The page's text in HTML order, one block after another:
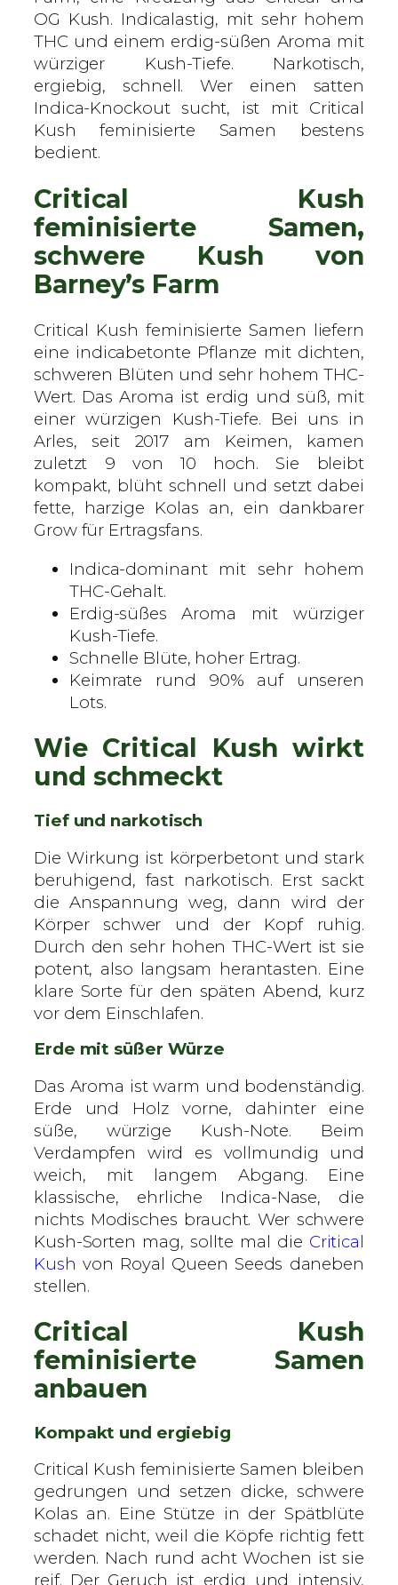
B
a
r
n
e
y
F
a
r
m
–
e
m
i
n
i
s
i
e
r
t
g
e
OG Kush. Indicalastig, mit sehr hohem
THC und einem erdig-süßen Aroma mit
würziger Kush-Tiefe. Narkotisch,
ergiebig, schnell. Wer einen satten
Indica-Knockout sucht, ist mit Critical
Kush feminisierte Samen bestens
bedient.
Critical Kush
feminisierte Samen,
schwere Kush von
Barney’s Farm
Critical Kush feminisierte Samen liefern
eine indicabetonte Pflanze mit dichten,
schweren Blüten und sehr hohem THC-
Wert. Das Aroma ist erdig und süß, mit
einer würzigen Kush-Tiefe. Bei uns in
Arles, seit 2017 am Keimen, kamen
zuletzt 9 von 10 hoch. Sie bleibt
kompakt, blüht schnell und setzt dabei
fette, harzige Kolas an, ein dankbarer
Grow für Ertragsfans.
Indica-dominant mit sehr hohem
THC-Gehalt.
Erdig-süßes Aroma mit würziger
Kush-Tiefe.
Schnelle Blüte, hoher Ertrag.
Keimrate rund 90% auf unseren
Lots.
Wie Critical Kush wirkt
und schmeckt
Tief und narkotisch
Die Wirkung ist körperbetont und stark
beruhigend, fast narkotisch. Erst sackt
die Anspannung weg, dann wird der
Körper schwer und der Kopf ruhig.
Durch den sehr hohen THC-Wert ist sie
potent, also langsam herantasten. Eine
klare Sorte für den späten Abend, kurz
vor dem Einschlafen.
Erde mit süßer Würze
Das Aroma ist warm und bodenständig.
Erde und Holz vorne, dahinter eine
süße, würzige Kush-Note. Beim
Verdampfen wird es vollmundig und
weich, mit langem Abgang. Eine
klassische, ehrliche Indica-Nase, die
nichts Modisches braucht. Wer schwere
Kush-Sorten mag, sollte mal die Critical
Kush von Royal Queen Seeds daneben
stellen.
Critical Kush
feminisierte Samen
anbauen
Kompakt und ergiebig
Critical Kush feminisierte Samen bleiben
gedrungen und setzen dicke, schwere
Kolas an. Eine Stütze in der Spätblüte
schadet nicht, weil die Köpfe richtig fett
werden. Nach rund acht Wochen ist sie
reif. Der Geruch ist erdig und intensiv,